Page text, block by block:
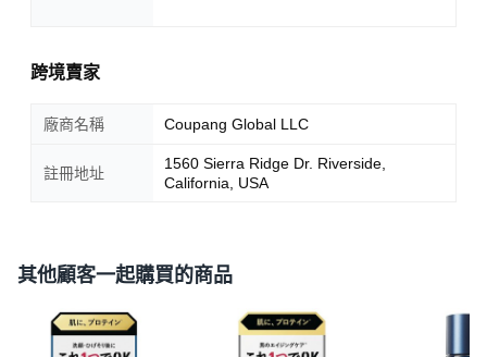
跨境賣家
廠商名稱 Coupang Global LLC
註冊地址
1560 Sierra Ridge Dr. Riverside,
California, USA
其他顧客一起購買的商品